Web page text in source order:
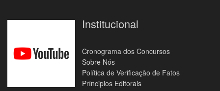
Institucional
Cronograma dos Concursos
Sobre Nós
Política de Verificação de Fatos
Príncipios Editorais